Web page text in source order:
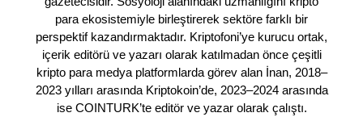
para ekosistemiyle birleştirerek sektöre farklı bir
perspektif kazandırmaktadır. Kriptofoni’ye kurucu ortak,
içerik editörü ve yazarı olarak katılmadan önce çeşitli
kripto para medya platformlarda görev alan İnan, 2018–
2023 yılları arasında Kriptokoin’de, 2023–2024 arasında
ise COINTURK’te editör ve yazar olarak çalıştı.